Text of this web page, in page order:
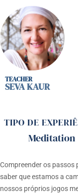
SEVA KAUR
TIPO DE
Meditation
Compreender os passos
saber que estamos a
nossos próprios jogos